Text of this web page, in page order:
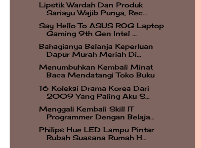
Lipstik Wardah Dan Produk
Sariayu Wajib Punya, Rec...
Say Hello To ASUS ROG Laptop
Gaming 9th Gen Intel ...
Bahagianya Belanja Keperluan
Dapur Murah Meriah Di...
Menumbuhkan Kembali Minat
Baca Mendatangi Toko Buku
16 Koleksi Drama Korea Dari
2009 Yang Paling Aku S...
Menggali Kembali Skill IT
Programmer Dengan Belaja...
Philips Hue LED Lampu Pintar
Rubah Suasana Rumah H...